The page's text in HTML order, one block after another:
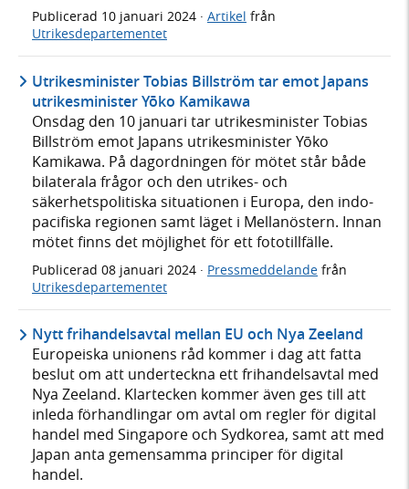
Publicerad 10 januari 2024 · Artikel från
Utrikesdepartementet
Utrikesminister Tobias Billström tar emot Japans
utrikesminister Yōko Kamikawa
Onsdag den 10 januari tar utrikesminister Tobias
Billström emot Japans utrikesminister Yōko
Kamikawa. På dagordningen för mötet står både
bilaterala frågor och den utrikes- och
säkerhetspolitiska situationen i Europa, den indo-
pacifiska regionen samt läget i Mellanöstern. Innan
mötet finns det möjlighet för ett fototillfälle.
Publicerad 08 januari 2024 · Pressmeddelande från
Utrikesdepartementet
Nytt frihandelsavtal mellan EU och Nya Zeeland
Europeiska unionens råd kommer i dag att fatta
beslut om att underteckna ett frihandelsavtal med
Nya Zeeland. Klartecken kommer även ges till att
inleda förhandlingar om avtal om regler för digital
handel med Singapore och Sydkorea, samt att med
Japan anta gemensamma principer för digital
handel.